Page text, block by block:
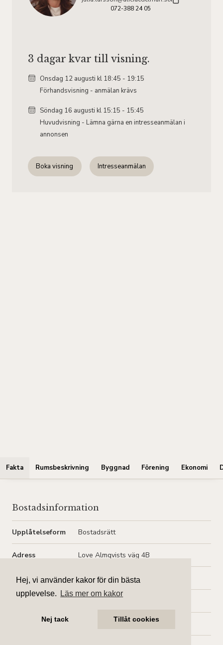
Hej, vi använder kakor för din bästa
upplevelse.
Läs mer om kakor
Nej tack Tillåt cookies
072-388 24 05
3 dagar kvar till visning.
Onsdag 12 augusti kl 18:45 - 19:15
Förhandsvisning - anmälan krävs
Söndag 16 augusti kl 15:15 - 15:45
Huvudvisning - Lämna gärna en intresseanmälan i
annonsen
Boka visning Intresseanmälan
Fakta Rumsbeskrivning Byggnad Förening Ekonomi
Bostadsinformation
Upplåtelseform Bostadsrätt
Adress Love Almqvists väg 4B
Postadress 112 53 STOCKHOLM